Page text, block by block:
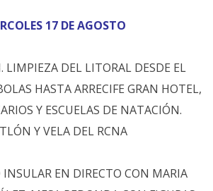
17 DE AGOSTO
LIMPIEZA DEL LITORAL DESDE EL
HASTA ARRECIFE GRAN HOTEL,
Y ESCUELAS DE NATACIÓN.
Y VELA DEL RCNA
INSULAR EN DIRECTO CON MARIA